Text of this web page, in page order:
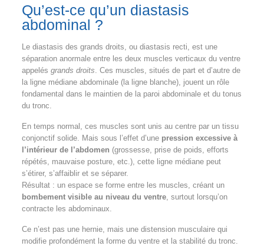
Qu’est-ce qu’un diastasis
abdominal ?
Le diastasis des grands droits, ou diastasis recti, est une
séparation anormale entre les deux muscles verticaux du ventre
appelés grands droits. Ces muscles, situés de part et d’autre de
la ligne médiane abdominale (la ligne blanche), jouent un rôle
fondamental dans le maintien de la paroi abdominale et du tonus
du tronc.
En temps normal, ces muscles sont unis au centre par un tissu
conjonctif solide. Mais sous l’effet d’une pression excessive à
l’intérieur de l’abdomen (grossesse, prise de poids, efforts
répétés, mauvaise posture, etc.), cette ligne médiane peut
s’étirer, s’affaiblir et se séparer.
Résultat : un espace se forme entre les muscles, créant un
bombement visible au niveau du ventre, surtout lorsqu’on
contracte les abdominaux.
Ce n’est pas une hernie, mais une distension musculaire qui
modifie profondément la forme du ventre et la stabilité du tronc.